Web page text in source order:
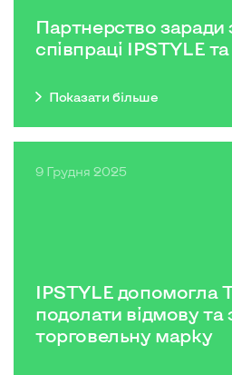
Партнерство заради
співпраці IPSTYLE
Показати бiльше
9 Грудня 2025
IPSTYLE допомогла
подолати відмову та
торговельну марку